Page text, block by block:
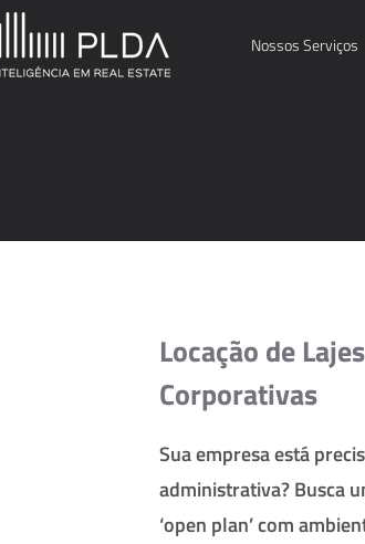
Nossos Serviços
Locação de Lajes
Corporativas
Sua empresa está
administrativa? Busca
‘open plan’ com